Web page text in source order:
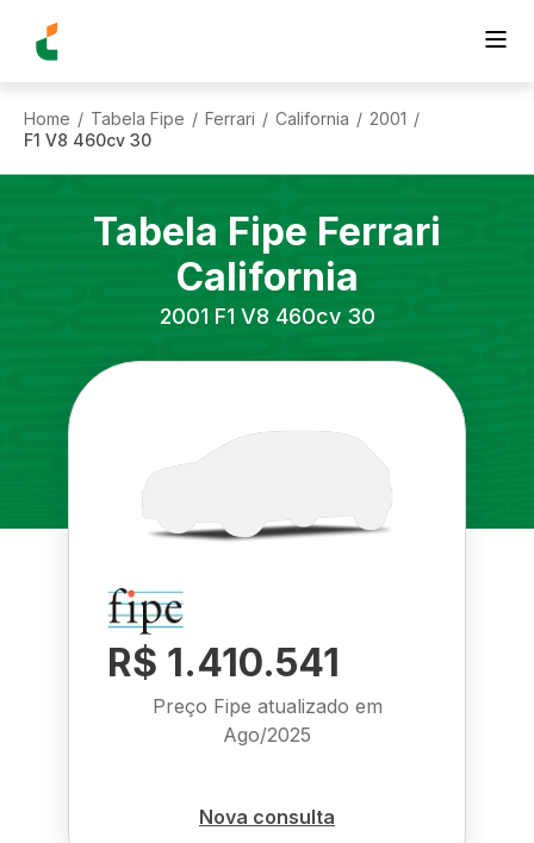
Home / Tabela Fipe / Ferrari / California / 2001 /
F1 V8 460cv 30
Tabela Fipe Ferrari
California
2001 F1 V8 460cv 30
R$ 1.410.541
Preço Fipe atualizado em
Ago/2025
Nova consulta